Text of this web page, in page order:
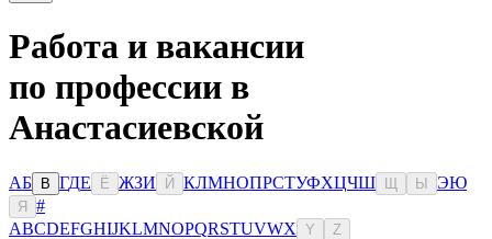
Работа и вакансии
по профессии в
Анастасиевской
АБ В ГДЕ Ё ЖЗИ Й КЛМНОПРСТУФХЦЧШ Ы ЭЮ
Я
#
ABCDEFGHIJKLMNOPQRSTUVWX Y Z